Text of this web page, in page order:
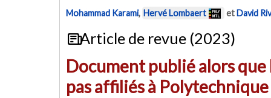
Mohammad Karami, Hervé Lombaert etDavid
Article de revue (2023)
Document publié alors
pas affiliés à